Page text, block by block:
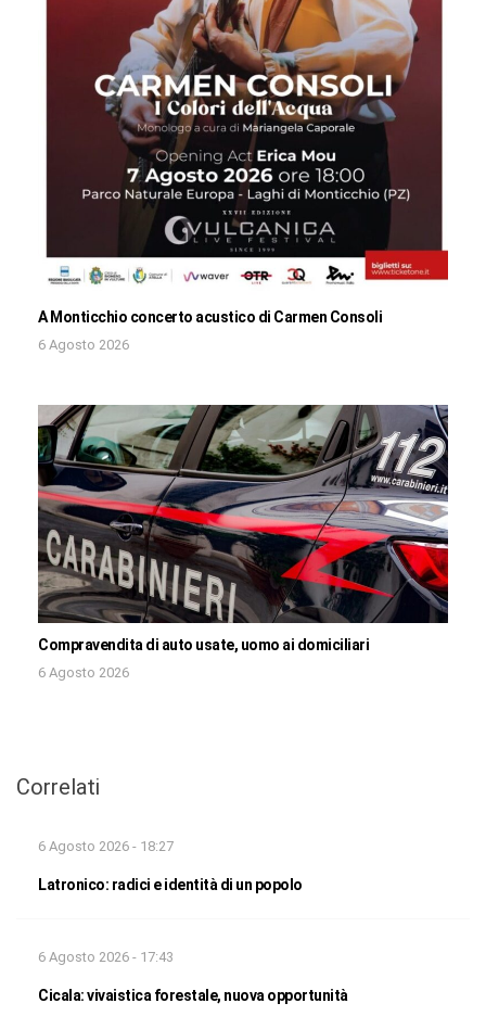
A Monticchio concerto acustico di Carmen Consoli
6 Agosto 2026
Compravendita di auto usate, uomo ai domiciliari
6 Agosto 2026
Correlati
6 Agosto 2026 - 18:27
Latronico: radici e identità di un popolo
6 Agosto 2026 - 17:43
Cicala: vivaistica forestale, nuova opportunità